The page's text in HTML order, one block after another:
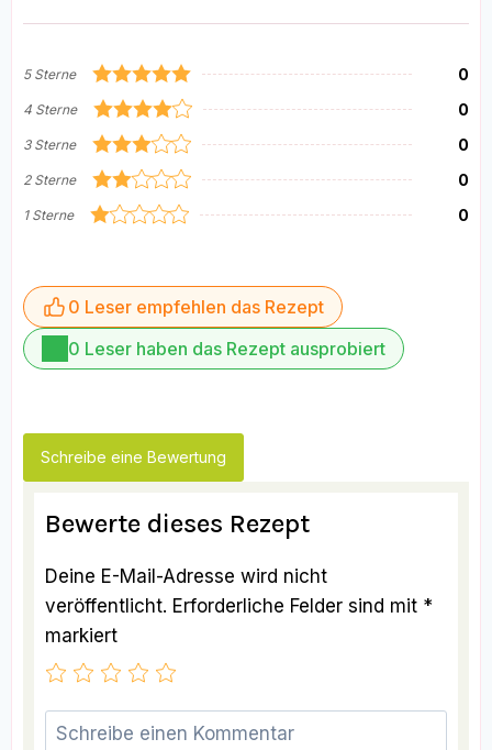
5 Sterne 0
4 Sterne 0
3 Sterne 0
2 Sterne 0
1 Sterne 0
0 Leser empfehlen das Rezept
0 Leser haben das Rezept ausprobiert
Schreibe eine Bewertung
Bewerte dieses Rezept
Deine E-Mail-Adresse wird nicht
veröffentlicht. Erforderliche Felder sind mit *
markiert